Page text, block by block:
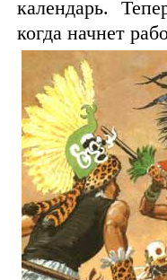
календарь.
когда начнет